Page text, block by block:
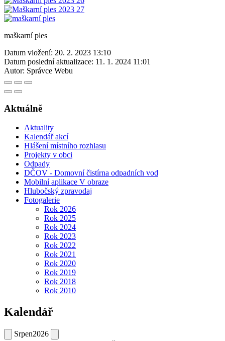
maškarní ples
Datum vložení: 20. 2. 2023 13:10
Datum poslední aktualizace: 11. 1. 2024 11:01
Autor: Správce Webu
Aktuálně
Aktuality
Kalendář akcí
Hlášení místního rozhlasu
Projekty v obci
Odpady
DČOV - Domovní čistírna odpadních vod
Mobilní aplikace V obraze
Hlubočský zpravodaj
Fotogalerie
Rok 2026
Rok 2025
Rok 2024
Rok 2023
Rok 2022
Rok 2021
Rok 2020
Rok 2019
Rok 2018
Rok 2010
Kalendář
Srpen2026